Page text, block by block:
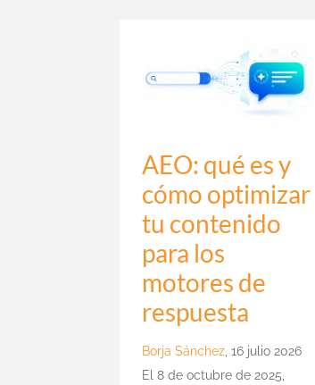
AEO: qué es y
cómo optimizar
tu contenido
para los
motores de
respuesta
Borja Sánchez ,16 julio 2026
El 8 de octubre de 2025,